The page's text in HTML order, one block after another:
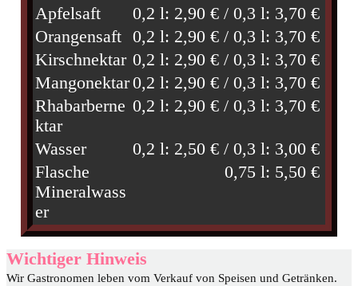
Apfelsaft
0,2 l: 2,90 € / 0,3 l: 3,70 €
Orangensaft 0,2 l: 2,90 € / 0,3 l: 3,70 €
Kirschnektar 0,2 l: 2,90 € / 0,3 l: 3,70 €
Mangonektar0,2 l: 2,90 € / 0,3 l: 3,70 €
Rhabarberne
ktar
0,2 l: 2,90 € / 0,3 l: 3,70 €
Wasser
0,2 l: 2,50 € / 0,3 l: 3,00 €
Flasche
Mineralwass
er
0,75 l: 5,50 €
Wichtiger Hinweis
Wir Gastronomen leben vom Verkauf von Speisen und Getränken.